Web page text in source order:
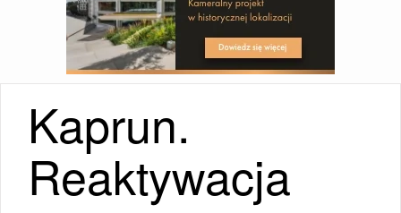
Kaprun.
Reaktywacja